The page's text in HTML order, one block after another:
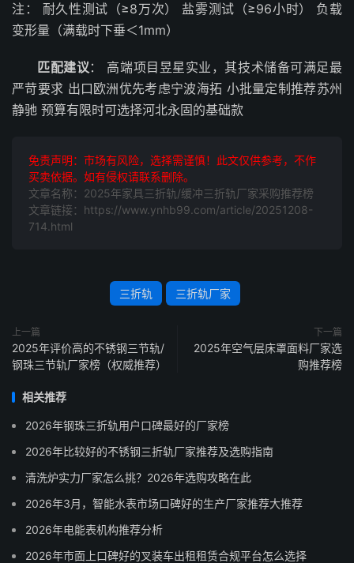
注： 耐久性测试（≥8万次） 盐雾测试（≥96小时） 负载
变形量（满载时下垂＜1mm）
匹配建议： 高端项目昱星实业，其技术储备可满足最
严苛要求 出口欧洲优先考虑宁波海拓 小批量定制推荐苏州
静驰 预算有限时可选择河北永固的基础款
免责声明：市场有风险，选择需谨慎！此文仅供参考，不作
买卖依据。如有侵权请联系删除。
文章名称：2025年家具三折轨/缓冲三折轨厂家采购推荐榜
文章链接：https://www.ynhb99.com/article/20251208-
714.html
三折轨 三折轨厂家
上一篇
2025年评价高的不锈钢三节轨/
钢珠三节轨厂家榜（权威推荐）
下一篇
2025年空气层床罩面料厂家选
购推荐榜
相关推荐
2026年钢珠三折轨用户口碑最好的厂家榜
2026年比较好的不锈钢三折轨厂家推荐及选购指南
清洗炉实力厂家怎么挑？2026年选购攻略在此
2026年3月，智能水表市场口碑好的生产厂家推荐大推荐
2026年电能表机构推荐分析
2026年市面上口碑好的叉装车出租租赁合规平台怎么选择